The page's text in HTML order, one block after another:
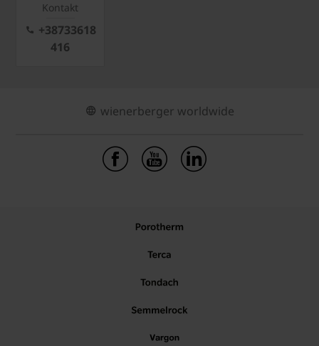
Kontakt
+38733618
416
wienerberger worldwide